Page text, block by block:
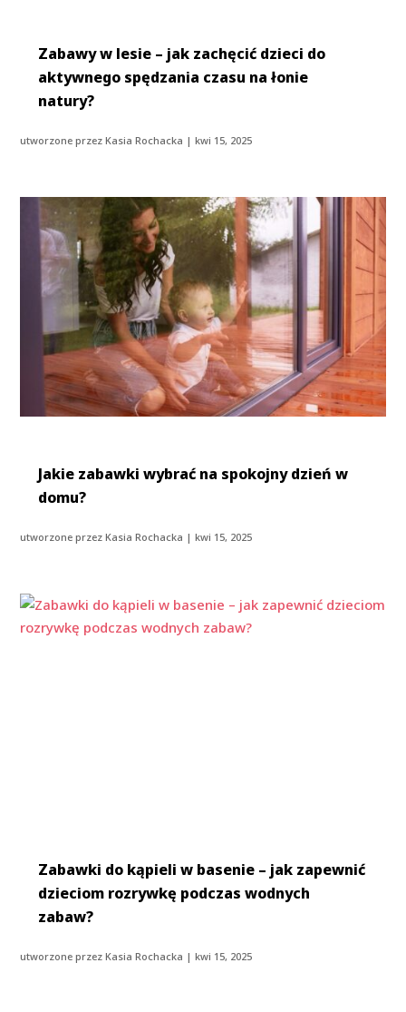
Zabawy w lesie – jak zachęcić dzieci do
aktywnego spędzania czasu na łonie
natury?
utworzone przezKasia Rochacka |kwi 15, 2025
Jakie zabawki wybrać na spokojny dzień w
domu?
utworzone przezKasia Rochacka |kwi 15, 2025
Zabawki do kąpieli w basenie – jak zapewnić
dzieciom rozrywkę podczas wodnych
zabaw?
utworzone przezKasia Rochacka |kwi 15, 2025